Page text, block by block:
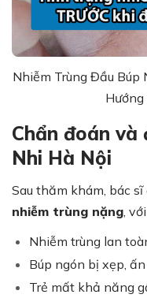
Nhiễm Trùng Đầu Búp
Hướng
Chẩn đoán
Nhi Hà Nội
Sau thăm khám, bác
nhiễm trùng nặng,
Nhiễm trùng lan
Búp ngón bị xẹp,
Trẻ mất khả năng